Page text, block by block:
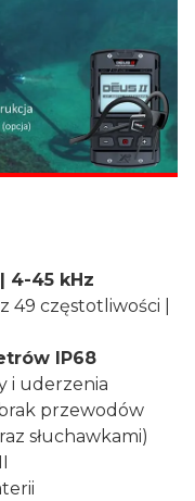
4-45 kHz
49 częstotliwości |
IP68
i uderzenia
przewodów
słuchawkami)